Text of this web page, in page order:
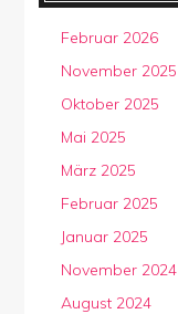
Februar 2026
November 2025
Oktober 2025
Mai 2025
März 2025
Februar 2025
Januar 2025
November 2024
August 2024